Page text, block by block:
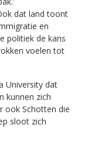
dat land toont
en
politiek de kans
voelen tot
University dat
kunnen zich
ook Schotten die
sloot zich